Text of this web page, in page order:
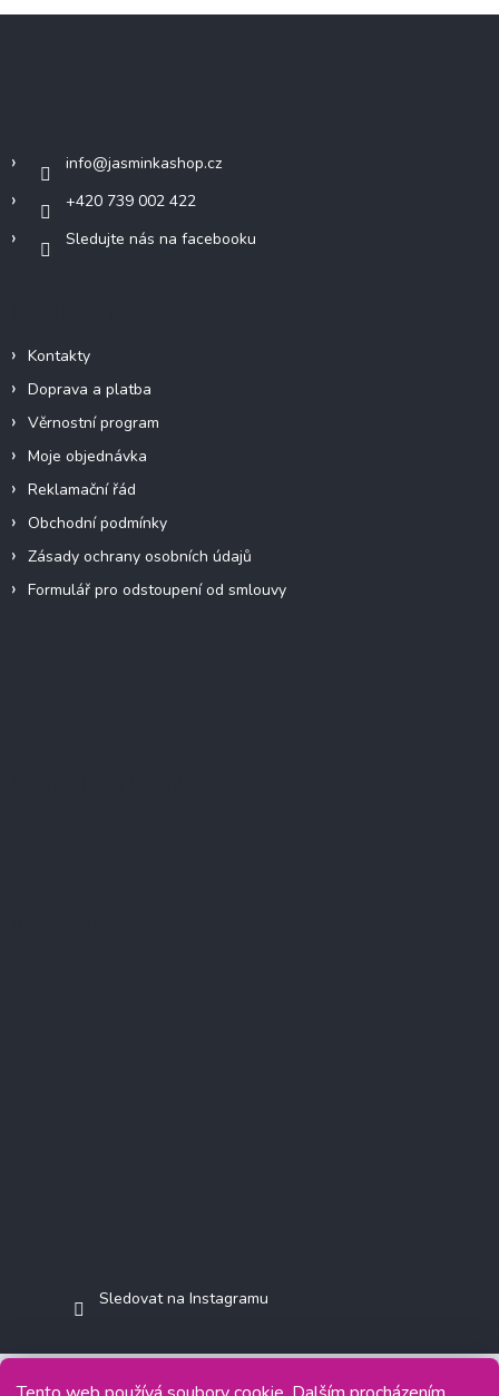
info@jasminkashop.cz
+420 739 002 422
Sledujte nás na facebooku
Kontakty
Doprava a platba
Věrnostní program
Moje objednávka
Reklamační řád
Obchodní podmínky
Zásady ochrany osobních údajů
Formulář pro odstoupení od smlouvy
Sledovat na Instagramu